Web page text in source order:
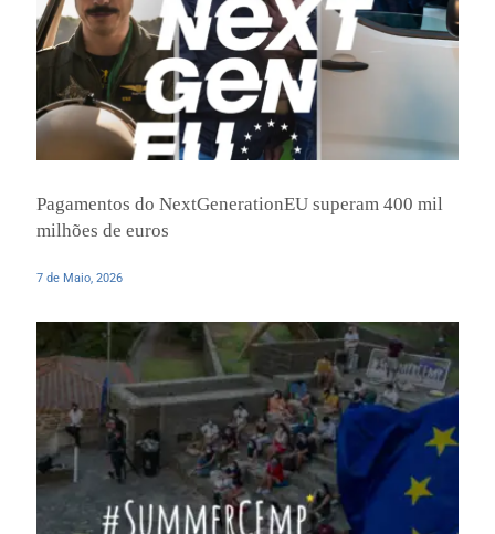
Pagamentos do NextGenerationEU superam 400 mil
milhões de euros
7 de Maio, 2026